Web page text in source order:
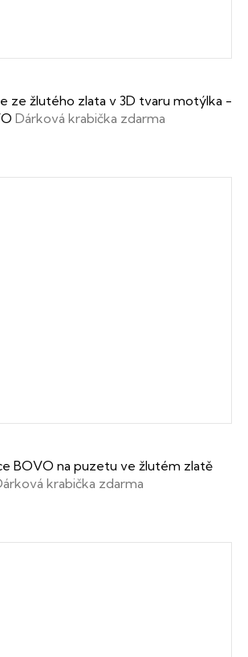
ze žlutého zlata v 3D tvaru motýlka -
Dárková krabička zdarma
BOVO na puzetu ve žlutém zlatě
krabička zdarma